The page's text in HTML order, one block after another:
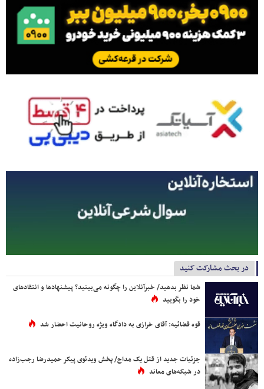
در بحث مشارکت کنید
شما نظر بدهید/ خبرآنلاین را چگونه می‌بینید؟ پیشنهادها و انتقادهای
خود را بگویید
قوه قضائیه: آقای خرازی به دادگاه ویژه روحانیت احضار شد
جزئیات جدید از قتل یک مداح/ پخش ویدئوی پیکر حمیدرضا رجب‌زاده
در شبکه‌های معاند